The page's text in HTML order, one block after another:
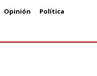
Opinión Política